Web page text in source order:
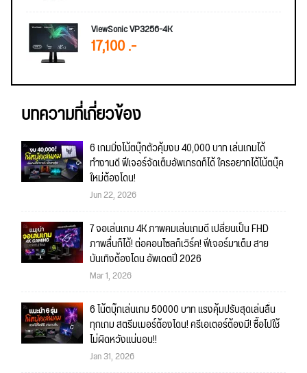
ViewSonic VP3256-4K
17,100 .-
บทความที่เกี่ยวข้อง
6 เกมมิ่งโน้ตบุ๊กตัวคุ้มงบ 40,000 บาท เล่นเกมได้
ทำงานดี ฟีเจอร์จัดเต็มอัพเกรดก็ได้ ใครอยากได้โน้ตบุ๊ค
ใหม่ต้องโดน!
Jun 22, 2026
7 จอเล่นเกม 4K ภาพคมเล่นเกมดี เปลี่ยนเป็น FHD
ภาพลื่นก็ได้! ต่อคอนโซลก็เวิร์ค! ฟีเจอร์มาเต็ม สาย
บันเทิงต้องโดน อัพเดตปี 2026
Mar 1, 2026
6 โน้ตบุ๊กเล่นเกม 50000 บาท แรงคุ้มปรับสุดเล่นลื่น
ทุกเกม สตรีมเมอร์ต้องโดน! ครีเอเตอร์ต้องมี! ซื้อไปใช้
ไม่ผิดหวังแน่นอน!!
Jan 31, 2026